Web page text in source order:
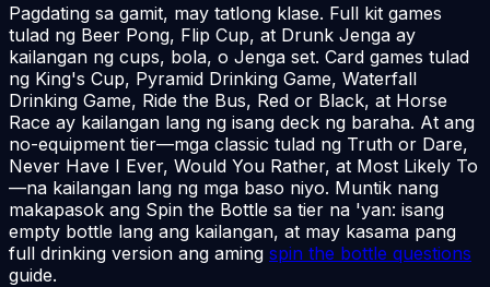
Pagdating sa gamit, may tatlong klase. Full kit games
tulad ng Beer Pong, Flip Cup, at Drunk Jenga ay
kailangan ng cups, bola, o Jenga set. Card games tulad
ng King's Cup, Pyramid Drinking Game, Waterfall
Drinking Game, Ride the Bus, Red or Black, at Horse
Race ay kailangan lang ng isang deck ng baraha. At ang
no-equipment tier—mga classic tulad ng Truth or Dare,
Never Have I Ever, Would You Rather, at Most Likely To
—na kailangan lang ng mga baso niyo. Muntik nang
makapasok ang Spin the Bottle sa tier na 'yan: isang
empty bottle lang ang kailangan, at may kasama pang
full drinking version ang aming spin the bottle questions
guide.